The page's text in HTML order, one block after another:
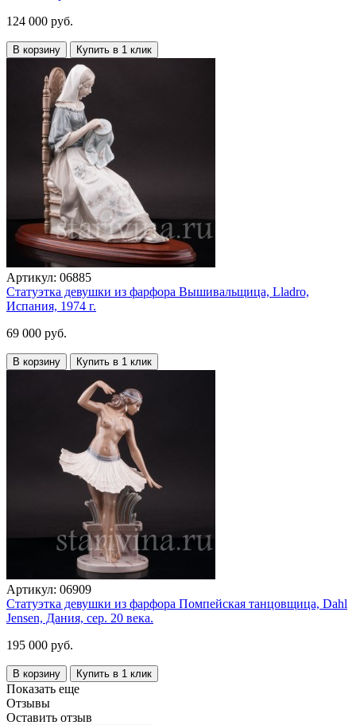
124 000 руб.
В корзину Купить в 1 клик
Артикул: 06885
Статуэтка девушки из фарфора Вышивальщица, Lladro,
Испания, 1974 г.
69 000 руб.
В корзину Купить в 1 клик
Артикул: 06909
Статуэтка девушки из фарфора Помпейская танцовщица, Dahl
Jensen, Дания, сер. 20 века.
195 000 руб.
В корзину Купить в 1 клик
Показать еще
Отзывы
Оставить отзыв